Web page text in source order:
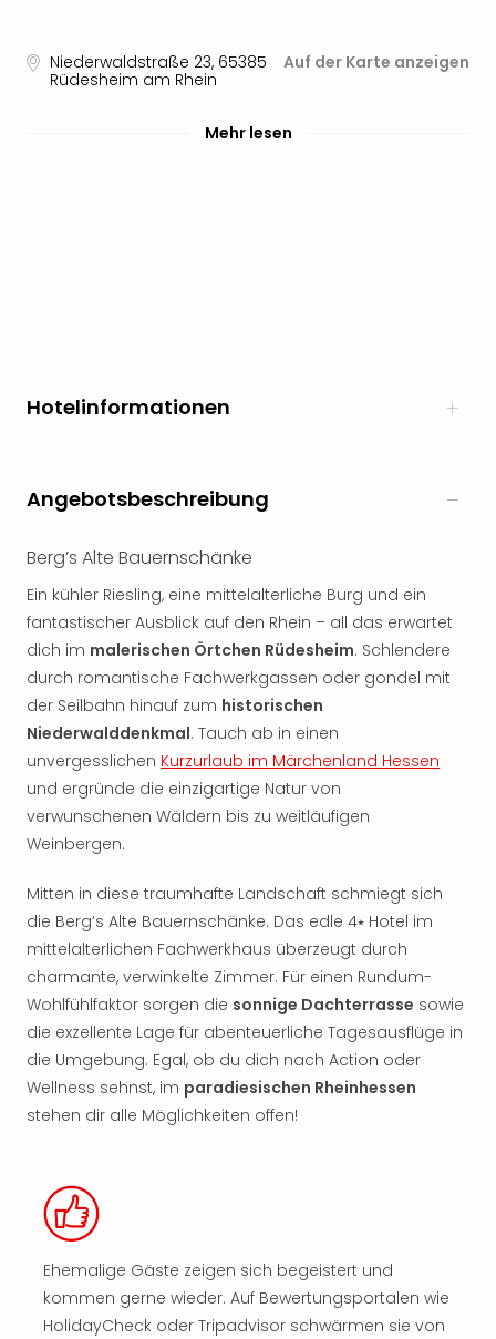
Niederwaldstraße 23, 65385
Rüdesheim am Rhein
Auf der Karte anzeigen
Mehr lesen
Hotelinformationen
Angebotsbeschreibung
Berg’s Alte Bauernschänke
Ein kühler Riesling, eine mittelalterliche Burg und ein
fantastischer Ausblick auf den Rhein – all das erwartet
dich im malerischen Örtchen Rüdesheim. Schlendere
durch romantische Fachwerkgassen oder gondel mit
der Seilbahn hinauf zum historischen
Niederwalddenkmal. Tauch ab in einen
unvergesslichen Kurzurlaub im Märchenland Hessen
und ergründe die einzigartige Natur von
verwunschenen Wäldern bis zu weitläufigen
Weinbergen.
Mitten in diese traumhafte Landschaft schmiegt sich
die Berg’s Alte Bauernschänke. Das edle 4⭑ Hotel im
mittelalterlichen Fachwerkhaus überzeugt durch
charmante, verwinkelte Zimmer. Für einen Rundum-
Wohlfühlfaktor sorgen die sonnige Dachterrasse sowie
die exzellente Lage für abenteuerliche Tagesausflüge in
die Umgebung. Egal, ob du dich nach Action oder
Wellness sehnst, im paradiesischen Rheinhessen
stehen dir alle Möglichkeiten offen!
Ehemalige Gäste zeigen sich begeistert und
kommen gerne wieder. Auf Bewertungsportalen wie
HolidayCheck oder Tripadvisor schwärmen sie von